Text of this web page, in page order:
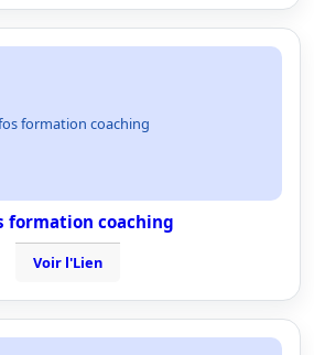
formation coaching
formation coaching
Voir l'Lien